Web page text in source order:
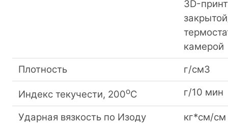
3D-
камерой
Плотность
г/см3
Индекс текучести, 200оС г/10 мин
Ударная вязкость по Изоду
кг*см/см